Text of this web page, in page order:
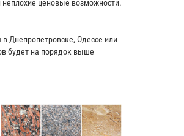
ценовые возможности.
Днепропетровске, Одессе или
будет на порядок выше